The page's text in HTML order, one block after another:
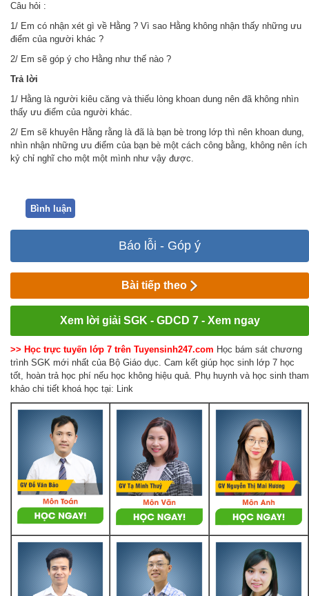
Câu hỏi :
1/ Em có nhận xét gì về Hằng ? Vì sao Hằng không nhận thấy những ưu
điểm của người khác ?
2/ Em sẽ góp ý cho Hằng như thế nào ?
Trảlời
1/ Hằng là người kiêu căng và thiếu lòng khoan dung nên đã không nhìn
thấy ưu điểm của người khác.
2/ Em sẽ khuyên Hằng rằng là đã là bạn bè trong lớp thì nên khoan dung,
nhìn nhận những ưu điểm của bạn bè một cách công bằng, không nên ích
kỷ chỉ nghĩ cho một một mình như vậy được.
Bình luận
Báo lỗi - Góp ý
Bài tiếp theo
Xem lời giải SGK - GDCD 7 - Xem ngay
>> Học trực tuyến lớp 7 trên Tuyensinh247.com Học bám sát chương
trình SGK mới nhất của Bộ Giáo dục. Cam kết giúp học sinh lớp 7 học
tốt, hoàn trả học phí nếu học không hiệu quả. Phụ huynh và học sinh tham
khảo chi tiết khoá học tại: Link